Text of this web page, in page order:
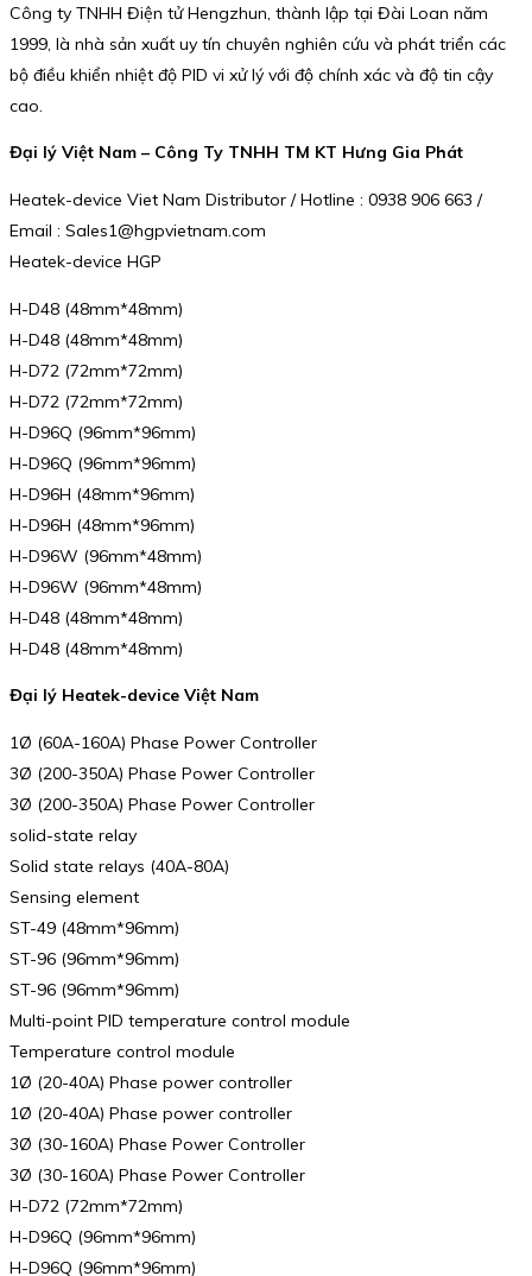
Công ty TNHH Điện tử Hengzhun, thành lập tại Đài Loan năm
1999, là nhà sản xuất uy tín chuyên nghiên cứu và phát triển các
bộ điều khiển nhiệt độ PID vi xử lý với độ chính xác và độ tin cậy
cao.
Đại lý Việt Nam – Công Ty TNHH TM KT Hưng Gia Phát
Heatek-device Viet Nam Distributor / Hotline : 0938 906 663 /
Email : Sales1@hgpvietnam.com
Heatek-device HGP
H-D48 (48mm*48mm)
H-D48 (48mm*48mm)
H-D72 (72mm*72mm)
H-D72 (72mm*72mm)
H-D96Q (96mm*96mm)
H-D96Q (96mm*96mm)
H-D96H (48mm*96mm)
H-D96H (48mm*96mm)
H-D96W (96mm*48mm)
H-D96W (96mm*48mm)
H-D48 (48mm*48mm)
H-D48 (48mm*48mm)
Đại lý Heatek-device Việt Nam
1Ø (60A-160A) Phase Power Controller
3Ø (200-350A) Phase Power Controller
3Ø (200-350A) Phase Power Controller
solid-state relay
Solid state relays (40A-80A)
Sensing element
ST-49 (48mm*96mm)
ST-96 (96mm*96mm)
ST-96 (96mm*96mm)
Multi-point PID temperature control module
Temperature control module
1Ø (20-40A) Phase power controller
1Ø (20-40A) Phase power controller
3Ø (30-160A) Phase Power Controller
3Ø (30-160A) Phase Power Controller
H-D72 (72mm*72mm)
H-D96Q (96mm*96mm)
H-D96Q (96mm*96mm)